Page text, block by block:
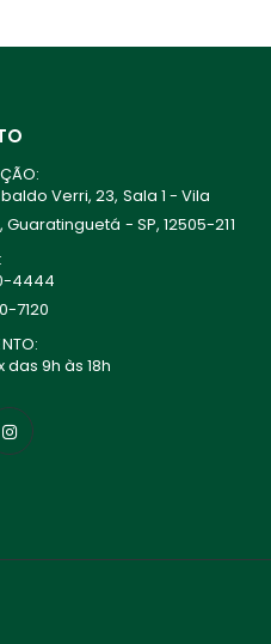
Verri, 23, Sala 1 - Vila
- SP, 12505-211
4444
7120
das 9h às 18h